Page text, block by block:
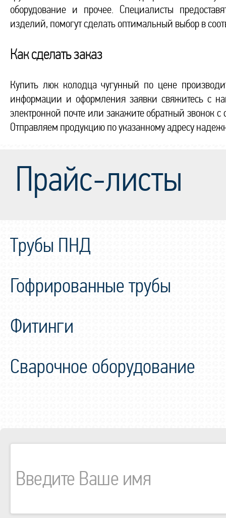
оборудование и прочее. Специалисты
изделий, помогут сделать оптимальный выбор в
Как сделать заказ
Купить люк колодца чугунный по цене
информации и оформления заявки свяжитесь с
электронной почте или закажите обратный звонок
Отправляем продукцию по указанному адресу
Прайс-листы
Трубы ПНД
Гофрированные трубы
Фитинги
Сварочное оборудование